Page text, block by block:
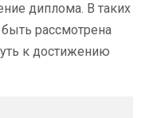
диплома. В таких
рассмотрена
к достижению